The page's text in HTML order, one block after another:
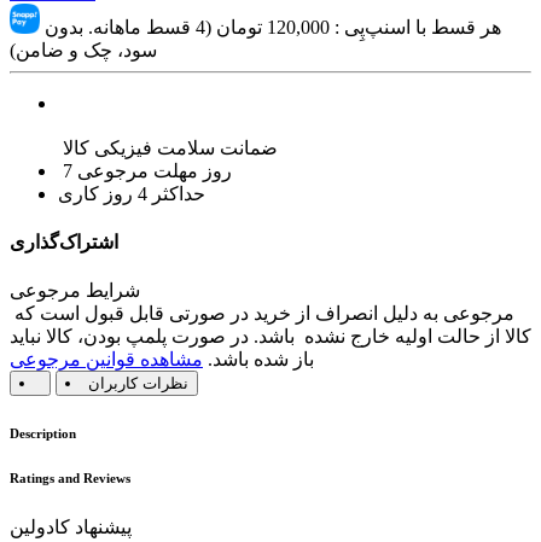
هر قسط با اسنپ‌پِی : 120,000
تومان (4 قسط ماهانه. بدون
سود، چک و ضامن)
ضمانت سلامت فیزیکی کالا
7 روز مهلت مرجوعی
حداکثر 4 روز کاری
اشتراک‌گذاری
شرایط مرجوعی
کالا از حالت اولیه خارج نشده باشد. در صورت پلمپ بودن، کالا نباید
باز شده باشد. مشاهده قوانین مرجوعی
نظرات کاربران
Description
Ratings and Reviews
پیشنهاد کادولین